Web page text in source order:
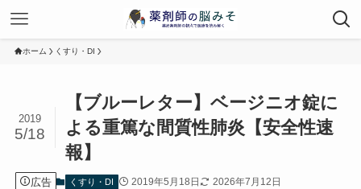
ホーム くすり・DI
【ブルーレター】ベージニオ錠に
よる重篤な間質性肺炎【安全性速
報】
2019
5/18
広告 くすり・DI 2019年5月18日
2026年7月12日